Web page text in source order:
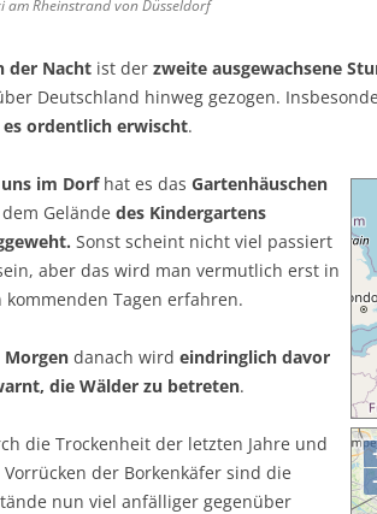
am Rheinstrand von Düsseldorf
der Nacht ist der zweite ausgewachsene
Deutschland hinweg gezogen.
es ordentlich erwischt.
uns im Dorfhat es das Gartenhäuschen
Gelände des Kindergartens
Sonst scheint nicht viel passiert
aber das wird man vermutlich erst in
kommenden Tagen erfahren.
Morgen danach wird eindringlich davor
die Wälder zu betreten.
die Trockenheit der letzten Jahre und
Vorrücken der Borkenkäfer sind die
nun viel anfälliger gegenüber